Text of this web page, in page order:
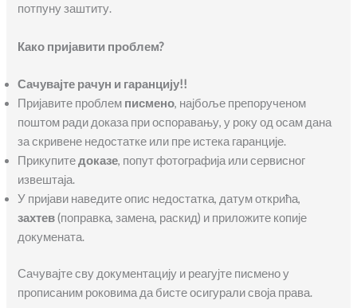
потпуну заштиту.
Како пријавити проблем?
Сачувајте рачун и гаранцију!!
Пријавите проблем писмено, најбоље препорученом
поштом ради доказа при оспоравању, у року од осам дана
за скривене недостатке или пре истека гаранције.
Прикупитедоказе, попут фотографија или сервисног
извештаја.
У пријави наведите опис недостатка, датум открића,
захтев(поправка, замена, раскид) и приложите копије
докумената.
Сачувајте сву документацију и реагујте писмено у
прописаним роковима да бисте осигурали своја права.